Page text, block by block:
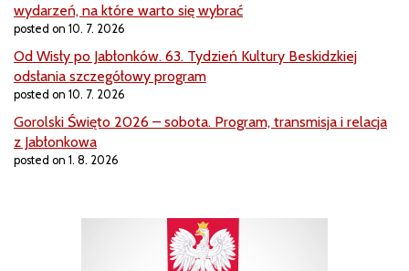
wydarzeń, na które warto się wybrać
posted on 10. 7. 2026
Od Wisły po Jabłonków. 63. Tydzień Kultury Beskidzkiej
odsłania szczegółowy program
posted on 10. 7. 2026
Gorolski Święto 2026 – sobota. Program, transmisja i relacja
z Jabłonkowa
posted on 1. 8. 2026